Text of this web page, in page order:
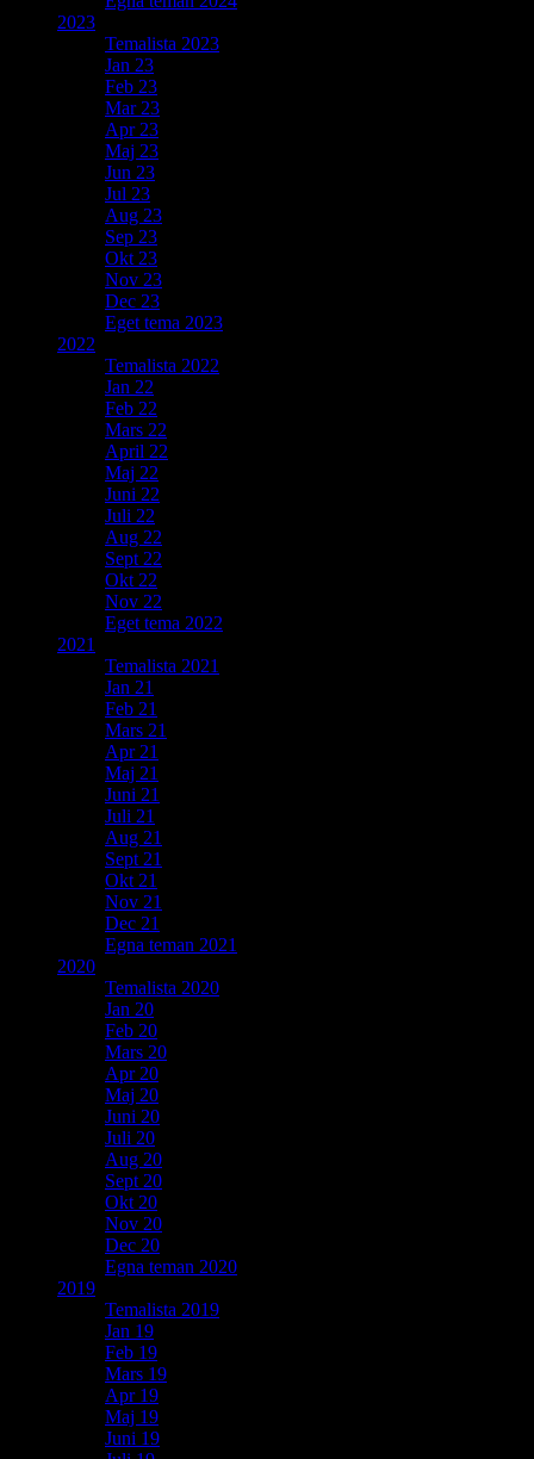
2023
Temalista 2023
Jan 23
Feb 23
Mar 23
Apr 23
Maj 23
Jun 23
Jul 23
Aug 23
Sep 23
Okt 23
Nov 23
Dec 23
Eget tema 2023
2022
Temalista 2022
Jan 22
Feb 22
Mars 22
April 22
Maj 22
Juni 22
Juli 22
Aug 22
Sept 22
Okt 22
Nov 22
Eget tema 2022
2021
Temalista 2021
Jan 21
Feb 21
Mars 21
Apr 21
Maj 21
Juni 21
Juli 21
Aug 21
Sept 21
Okt 21
Nov 21
Dec 21
Egna teman 2021
2020
Temalista 2020
Jan 20
Feb 20
Mars 20
Apr 20
Maj 20
Juni 20
Juli 20
Aug 20
Sept 20
Okt 20
Nov 20
Dec 20
Egna teman 2020
2019
Temalista 2019
Jan 19
Feb 19
Mars 19
Apr 19
Maj 19
Juni 19